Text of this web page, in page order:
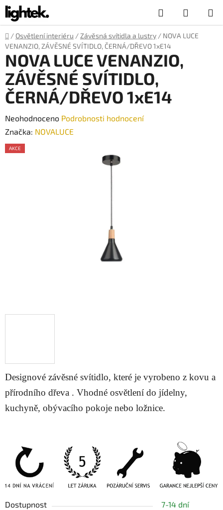
Přejít
na
obsah
Hledat
KOŠÍK
Domů
/ Osvětlení interiéru / Závěsná svítidla a lustry / NOVA LUCE
VENANZIO, ZÁVĚSNÉ SVÍTIDLO, ČERNÁ/DŘEVO 1xE14
Designové závěsné svítidlo, které je vyrobeno z kovu a
přírodního dřeva . Vhodné osvětlení do jídelny,
kuchyně, obývacího pokoje nebo ložnice.
Dostupnost
7-14 dní
NOVA LUCE VENANZIO,
ZÁVĚSNÉ SVÍTIDLO,
ČERNÁ/DŘEVO 1xE14
Průměrné
hodnocení
produktu
Neohodnoceno Podrobnosti hodnocení
Značka: NOVALUCE
AKCE